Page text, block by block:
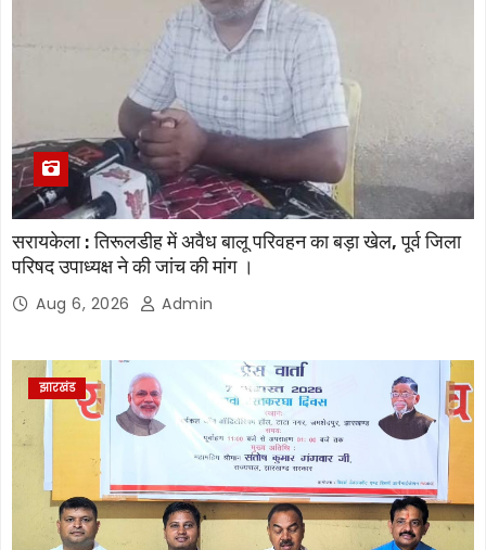
सरायकेला : तिरूलडीह में अवैध बालू परिवहन का बड़ा खेल, पूर्व जिला
परिषद उपाध्यक्ष ने की जांच की मांग ।
Aug 6, 2026 Admin
झारखंड